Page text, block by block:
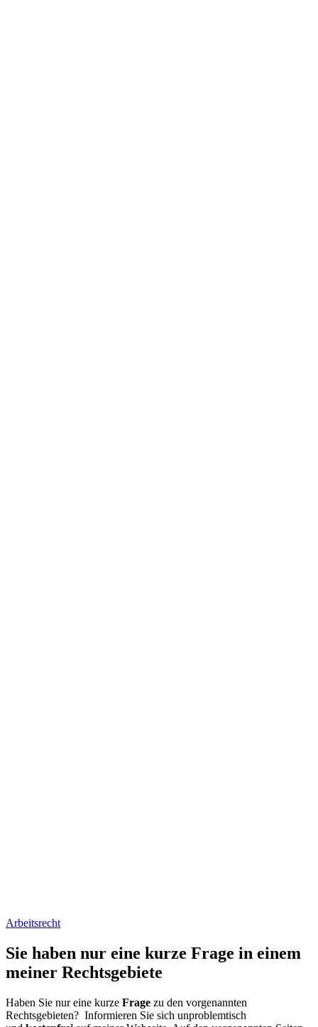
Arbeitsrecht
Sie haben nur eine kurze Frage in einem
meiner Rechtsgebiete
Haben Sie nur eine kurze Frage zu den vorgenannten
Rechtsgebieten? Informieren Sie sich unproblemtisch